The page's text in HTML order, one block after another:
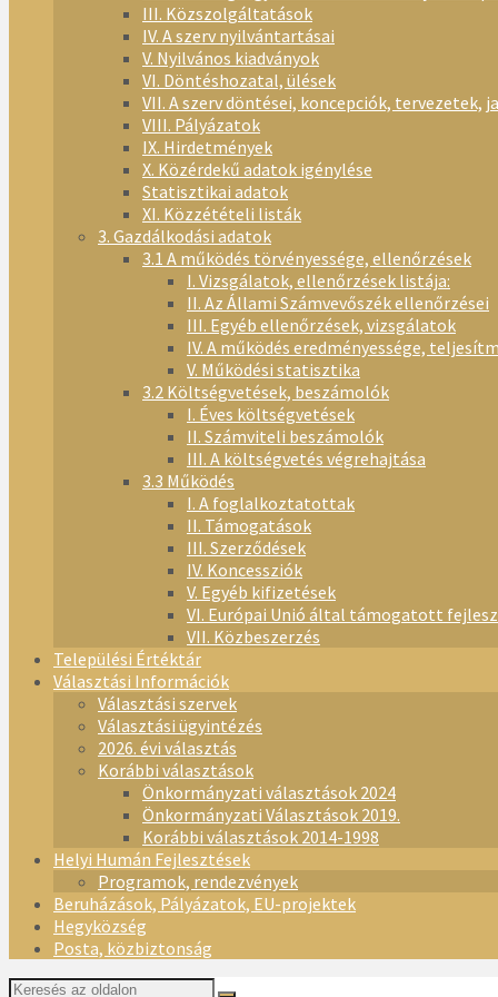
III. Közszolgáltatások
IV. A szerv nyilvántartásai
V. Nyilvános kiadványok
VI. Döntéshozatal, ülések
VII. A szerv döntései, koncepciók, tervezetek,
VIII. Pályázatok
IX. Hirdetmények
X. Közérdekű adatok igénylése
Statisztikai adatok
XI. Közzétételi listák
3. Gazdálkodási adatok
3.1 A működés törvényessége, ellenőrzések
I. Vizsgálatok, ellenőrzések listája:
II. Az Állami Számvevőszék ellenőrzései
III. Egyéb ellenőrzések, vizsgálatok
IV. A működés eredményessége,
V. Működési statisztika
3.2 Költségvetések, beszámolók
I. Éves költségvetések
II. Számviteli beszámolók
III. A költségvetés végrehajtása
3.3 Működés
I. A foglalkoztatottak
II. Támogatások
III. Szerződések
IV. Koncessziók
V. Egyéb kifizetések
VI. Európai Unió által támogatott
VII. Közbeszerzés
Települési Értéktár
Választási Információk
Választási szervek
Választási ügyintézés
2026. évi választás
Korábbi választások
Önkormányzati választások 2024
Önkormányzati Választások 2019.
Korábbi választások 2014-1998
Helyi Humán Fejlesztések
Programok, rendezvények
Beruházások, Pályázatok, EU-projektek
Hegyközség
Posta, közbiztonság